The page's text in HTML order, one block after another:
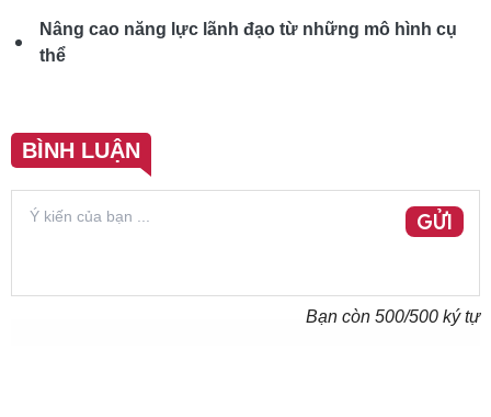
Nâng cao năng lực lãnh đạo từ những mô hình cụ
thể
BÌNH LUẬN
GỬI
Bạn còn 500/500 ký tự